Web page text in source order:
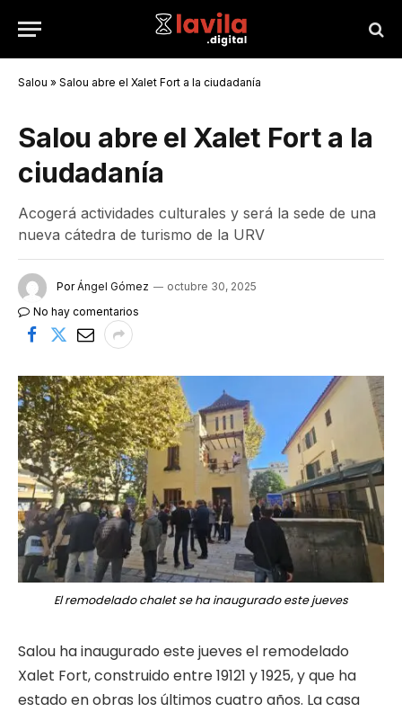
Salou » Salou abre el Xalet Fort a la ciudadanía
Salou abre el Xalet Fort a la
ciudadanía
Acogerá actividades culturales y será la sede de una
nueva cátedra de turismo de la URV
Por Ángel Gómez
octubre 30, 2025
No hay comentarios
El remodelado chalet se ha inaugurado este jueves
Salou ha inaugurado este jueves el remodelado
Xalet Fort, construido entre 19121 y 1925, y que ha
estado en obras los últimos cuatro años. La casa